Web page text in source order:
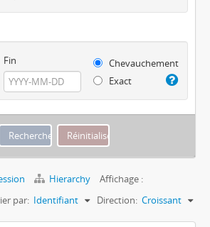
Fin
Chevauchement
Exact
Hierarchy
Affichage :
par: Identifiant Direction: Croissant